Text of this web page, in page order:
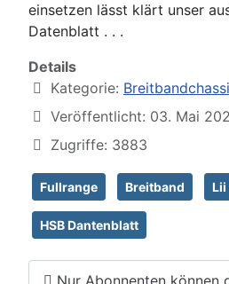
einsetzen lässt klärt unser
Datenblatt . . .
Details
Kategorie:
Veröffentlicht: 03. Mai
Zugriffe: 3883
Fullrange Breitband Lii
HSB Dantenblatt
Nur Abonnenten können